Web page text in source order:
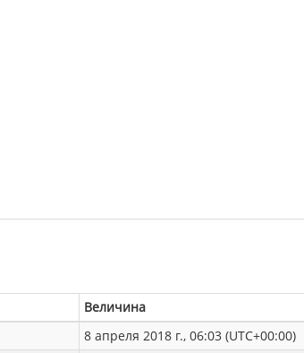
Величина
8 апреля 2018 г., 06:03 (UTC+00:00)